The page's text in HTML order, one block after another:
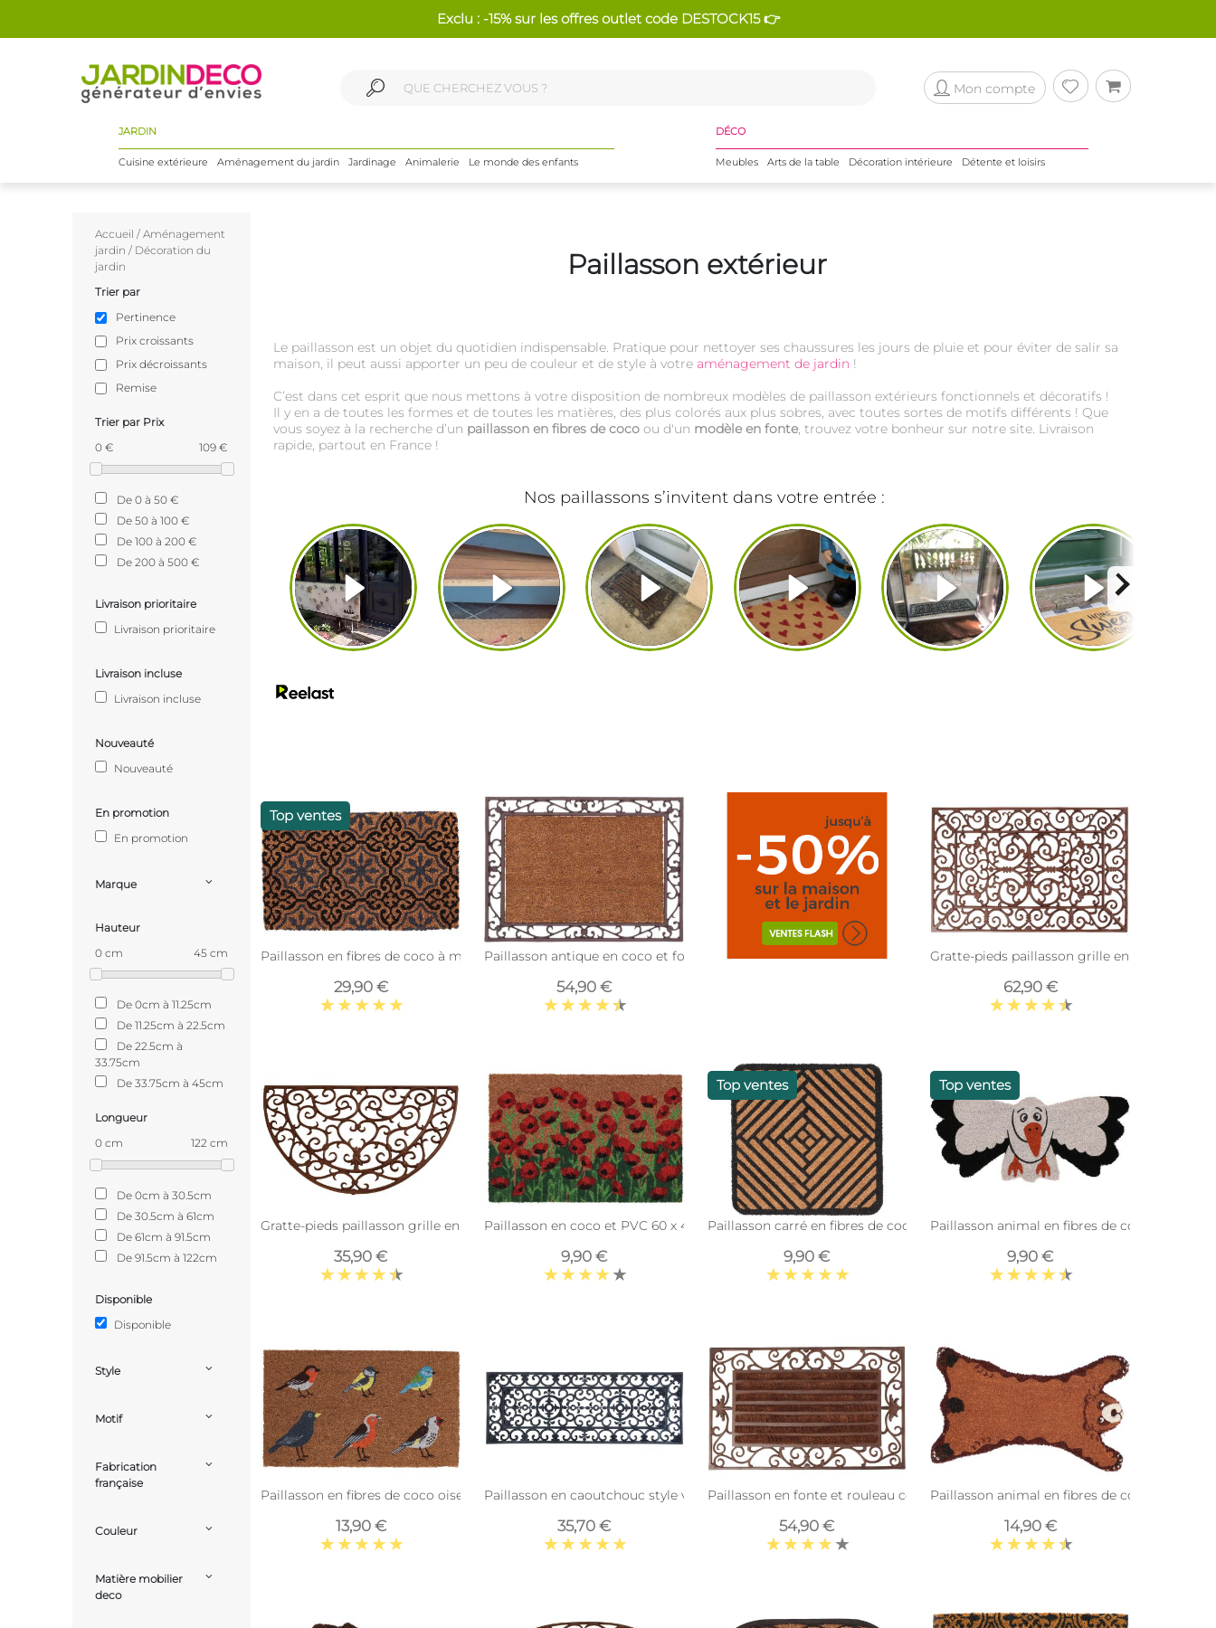
Exclu : -15% sur les offres outlet code DESTOCK15 👉
Mon compte
JARDIN
Cuisine extérieure Aménagement du jardin Jardinage Animalerie Le monde des enfants
DÉCO
Meubles Arts de la table Décoration intérieure Détente et loisirs
Accueil / Aménagement
jardin / Décoration du
jardin
Trier par
Pertinence
Prix croissants
Prix décroissants
Remise
Trier par Prix
0 €
109 €
De 0 à 50 €
De 50 à 100 €
De 100 à 200 €
De 200 à 500 €
Livraison prioritaire
Livraison prioritaire
Livraison incluse
Livraison incluse
Nouveauté
Nouveauté
En promotion
En promotion
Marque
Hauteur
0 cm
45 cm
De 0cm à 11.25cm
De 11.25cm à 22.5cm
De 22.5cm à
33.75cm
De 33.75cm à 45cm
Longueur
0 cm
122 cm
De 0cm à 30.5cm
De 30.5cm à 61cm
De 61cm à 91.5cm
De 91.5cm à 122cm
Disponible
Disponible
Style
Motif
Fabrication
française
Couleur
Matière mobilier
deco
Paillasson extérieur
Le paillasson est un objet du quotidien indispensable. Pratique pour nettoyer ses chaussures les jours de pluie et pour éviter de salir sa
maison, il peut aussi apporter un peu de couleur et de style à votre aménagement de jardin !
C’est dans cet esprit que nous mettons à votre disposition de nombreux modèles de paillasson extérieurs fonctionnels et décoratifs !
Il y en a de toutes les formes et de toutes les matières, des plus colorés aux plus sobres, avec toutes sortes de motifs différents ! Que
vous soyez à la recherche d’un paillasson en fibres de cocoou d'un modèle en fonte, trouvez votre bonheur sur notre site. Livraison
rapide, partout en France !
Nos paillassons s’invitent dans votre entrée :
Top ventes
Paillasson en fibres de coco à motifs 75 x 45 cm (Rosettes)
29,90 €
Paillasson antique en coco et fonte
54,90 €
Gratte-pieds paillasson grille en fonte
62,90 €
Gratte-pieds paillasson grille en fonte (Demi-cercle)
35,90 €
Paillasson en coco et PVC 60 x 40 cm (Coquelicots)
9,90 €
Top ventes
Paillasson carré en fibres de coco et caoutchouc 50 x 50 cm (Abstrait)
9,90 €
Top ventes
Paillasson animal en fibres de coco intérieur
9,90 €
Paillasson en fibres de coco oiseaux
13,90 €
Paillasson en caoutchouc style victorien
35,70 €
Paillasson en fonte et rouleau coco
54,90 €
Paillasson animal en fibres de coco intérieur
14,90 €